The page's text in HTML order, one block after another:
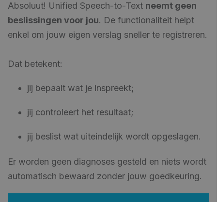
Absoluut! Unified Speech-to-Text neemt geen
beslissingen voor jou. De functionaliteit helpt
enkel om jouw eigen verslag sneller te registreren.
Dat betekent:
jij bepaalt wat je inspreekt;
jij controleert het resultaat;
jij beslist wat uiteindelijk wordt opgeslagen.
Er worden geen diagnoses gesteld en niets wordt
automatisch bewaard zonder jouw goedkeuring.